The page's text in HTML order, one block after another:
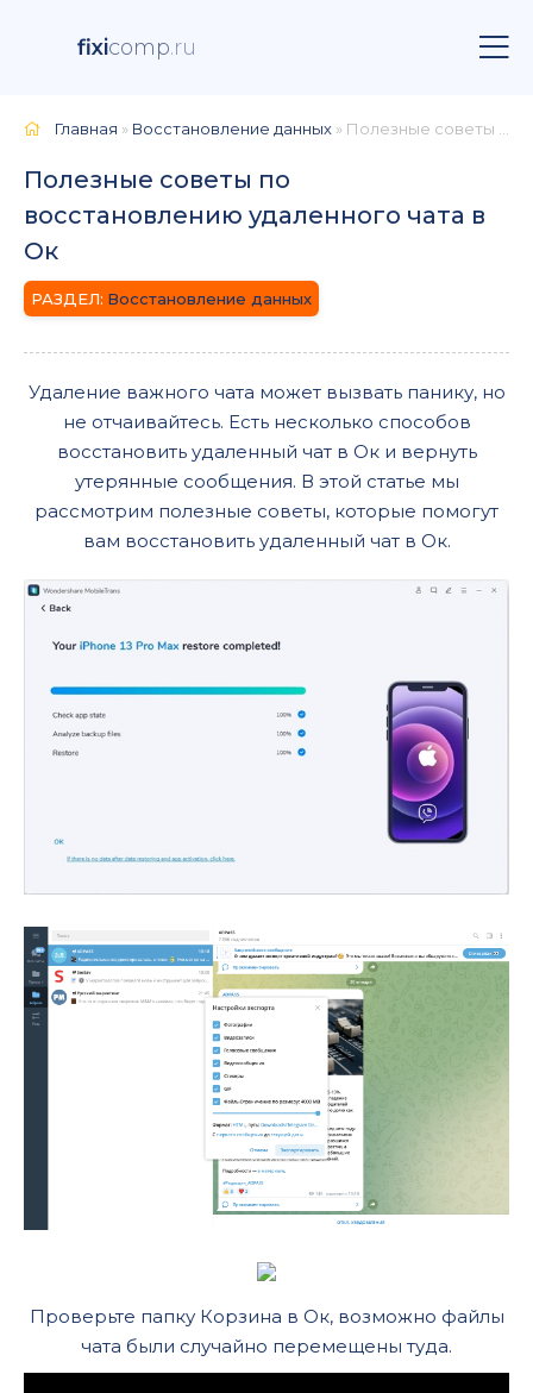
fixicomp.ru
Главная » Восстановление данных » Полезные советы по восстановлению удаленного чата в Ок
Полезные советы по
восстановлению удаленного чата в
Ок
Восстановление данных
Удаление важного чата может вызвать панику, но
не отчаивайтесь. Есть несколько способов
восстановить удаленный чат в Ок и вернуть
утерянные сообщения. В этой статье мы
рассмотрим полезные советы, которые помогут
вам восстановить удаленный чат в Ок.
Проверьте папку Корзина в Ок, возможно файлы
чата были случайно перемещены туда.